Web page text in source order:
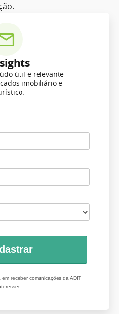
útil e relevante
imobiliário e
receber comunicações da ADIT